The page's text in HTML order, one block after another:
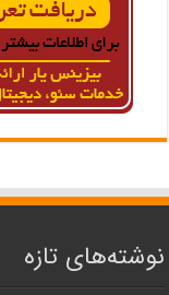
نوشته‌های تازه